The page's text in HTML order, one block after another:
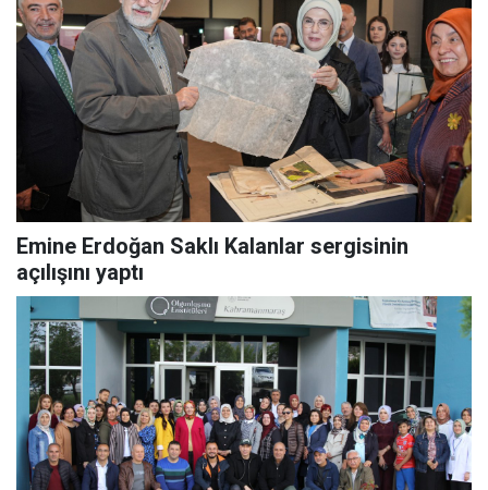
Emine Erdoğan Saklı Kalanlar sergisinin
açılışını yaptı